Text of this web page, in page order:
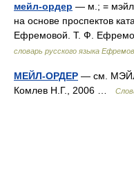
мейл-ордер — м.; = мэйл
на основе проспектов
Ефремовой. Т. Ф.
словарь русского языка
МЕЙЛ-ОРДЕР — см. МЭЙЛ
Комлев Н.Г., 2006 …